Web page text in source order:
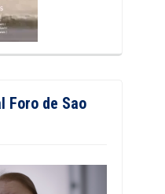
Foro de Sao